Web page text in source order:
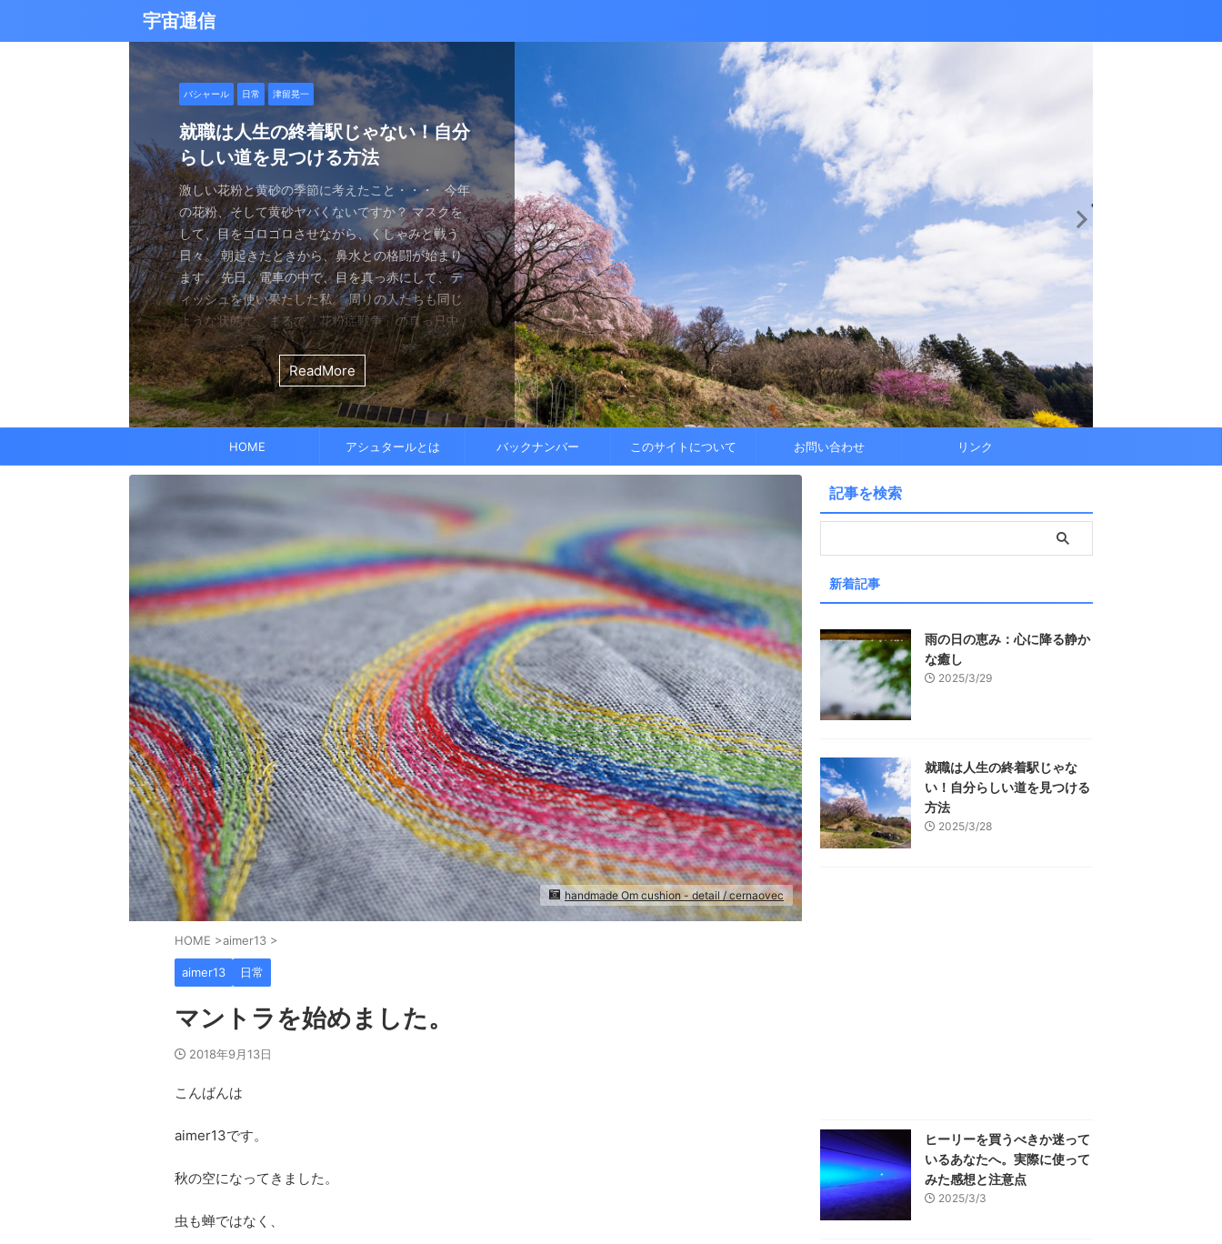
宇宙通信
日常 津留晃一
雨の日の恵み：心に降る静かな癒し
雨の音を聞いたことはありますか？ 窓ガラスを叩
く優しい音、屋根を打つリズミカルな音、 そして
地面に落ちる繊細な音。 それぞれが奏でるハーモ
ニーは、 私たちの心に特別な空間を作り出してく
れます。 雨は大地だけでなく、心も潤す 今日は何
となく、 降り続ける雨を眺めていました。 最初は
予定していた釣りができなくなり、少し残念に思い
ました。 でも、温かいコーヒーを入れ、 窓辺に座
って雨景色を眺めていると、不思議と心が落ち着い
てきたのです。 雨は自然界の浄化装置です。 土埃
を洗い流し、植物に命の水を与え、空気を清 ...
ReadMore
バシャール 日常 津留晃一
就職は人生の終着駅じゃない！自分
らしい道を見つける方法
激しい花粉と黄砂の季節に考えたこと・・・ 今年
の花粉、そして黄砂ヤバくないですか？ マスクを
して、目をゴロゴロさせながら、くしゃみと戦う
日々。 朝起きたときから、鼻水との格闘が始まり
ます。 先日、電車の中で、目を真っ赤にして、テ
ィッシュを使い果たした私。 周りの人たちも同じ
ような状態で、まるで「花粉症戦争」の真っ只中。
そんな辛い朝、ふと考えました。 この花粉症との
戦いって、進学や就職前の気持ちに似ているな、
と。 先の見えない不安、どうしようもない状況、
でも、どこかで希望を感じる——そんな ...
ReadMore
Healy 日常
ヒーリーを買うべきか迷っているあ
なたへ。実際に使ってみた感想と注
意点
近年、Healy（ヒーリー）という量子波動調整器が
注目を集めています。 私自身もこのデバイスを2年
以上前に購入し、所有しており、 その使用経験を
踏まえて、さらに詳しくお伝えしたいと思います。
Healyの仕組みと機能 Healyは、微弱な電流と周波
数を用いて、 心身のバランスを整えることを目的
としたウェアラブルデバイスです。 専用のアプリ
と連携し、電極を介して身体に微弱な電流を流すこ
とで、 個人の必要とする周波数を分析・適用しま
す。 これにより、エネルギーバランスを整えると
ReadMore
バシャール 日常
エネルギーの法則 〜最近どハマり
していました〜
最近、めちゃくちゃYouTubeやSNSを見ていたの
ですが、 気づいたら政治とか社会問題のニュース
ばかり見ていました。 特にトランプの発言やDSの
悪行、財務省解体、１０３万円の壁など・・・・。
別にそれを見て何かが解決できるわけではないの
に、 どんどんハマってしまいました。 なんだか、
自分の心のモヤモヤを代弁してくれる感じがするの
でしょうか？ つい次々と見てしまうのです。 そし
て、気づいたら めちゃくちゃ波動が下がっていま
した！（笑） どうして気づいたのかといえば ...
ReadMore
日常
現実を変える
最近疲れ気味です。 というのも、現実とは何か？
結構悩むんですよね。 自分の理想の姿を考える
と、 今、全然そうなっていない。 地位も名誉もな
い。お金もない。自由もない（笑） でもねぇ、 た
まにそれでもいいわと思える時もあるんです。 そ
んなことは問題じゃなくて、 今ここに生きている
ことだけで幸せという時がある。 それは、どうい
うときかといえば 今ここにいる時 今に集中して、
今を楽しんでいるとき。 先日ワカサギ釣りに行き
ました。 氷に穴をあけて糸を垂らすやつ。 &nb ...
ReadMore
日常
今、ここにいること
２０２５年あけましておめでとうございます。 今
年もよろしくお願い致します。 とはいえ、近年お
正月という感覚はありませんね。 いつの間にか年
が明けて、 いつの間にか過ぎ去っていく。 なんて
書くと、新年から暗いかな（笑） まあ、それだけ
歳をとったということでしょう。 昨年末は結構忙
しくてきつかったのですが、 年始は暇。 暇になる
と思うことはありますよね。 自分は今ここを生き
ているのか？ 我々の現実は今ここだけなのです
が、 未来を見ちゃったり、過去を悔んだり &nbsp
...
ReadMore
Healy 日常 津留晃一
もしかしてだけどHealy（量子波動
調整器）のせいなの？
ちょっと前に 最近ヒーリー（Healy）つかってない
なー みたいなブログを書いたと思います。 Healy
とは Healyはドイツで研究開発され、製造された最
新の人工知能を利用した 健康をサポートする製品
です。 弱い電気パルスを使用して体をよりバラン
スのとれた状態にする、 周波数応用のアイデアに
基づいて設計された小型の電子デバイスです。 細
胞レベルで人体を調整し、健康的な生活をサポート
します。 そうなんです。 あんまり使っていませ
ん。 というのも しばらく意欲というか、やる気が
なくて だらだら ...
ReadMore
日常
iPad 第10世代買いました
アマゾンのブラックフライデー Ipadが安くなって
いましたね。 ということで第１０世代（無印）購
入してしまいました。 これで今まで使っていた
ipad Pro(初代）とはおさらばです。 特に困ってい
たわけでもなく、iPad自体はほとんど使っていなか
ったので 変えなくても良かったのですが、 気分で
す（笑） こういうの重要ですよね。 気分が乗った
からやるというノリ。 実際変えてみてUSBーC端
子はすごくいい。 Lightningの呪縛から解放される
のだけでも めちゃくちゃいい。 &n ...
ReadMore
Healy 日常
久し振りにHealy（ヒーリー）量子
波動調整器について
久しぶりにHealy（ヒーリー）量子波動調整器につ
いて触れてみる。 こちら小さい割には結構高いデ
バイスです。 買う時も結構迷いました。 でもねぇ
やっぱり限られた人生 波動を良くして豊かな人生
を送りたいじゃないですか。 だから、多少の投資
は仕方ないし 試してみないとわからないと購入し
ました。 それでです。 一年ぐらいはほどほどに使
っていたのはいたのですが、 やはり実感がね。 良
くなっているという実感が乏しい。 これ、たぶん
宗教と同じで 一人でやっているからだと思う。 近
くに何人か使っている人がいれば、 体 ...
ReadMore
日常
大谷さんの通訳、水原さんの解雇に
思う
ちょっとびっくりしました。 多分今、かなり有名
な通訳だと思う水原さんが解雇されたようです。
それも違法賭博か・・・ 違法かどうかは別として
賭博が原因で解雇とは・・・ とってもつらい。 自
分は特に野球が好きとか 大谷さんが好きというな
わけではないし、 水原さんに思い入れがあるわけ
でもない。 でもねえ・・・ 今の水原さんの気持ち
を考えるとなんかつらい。 というのも、多額の借
金を背負いながら 何とかしたいと日々思いながら
一生懸命仕事していたわけでしょ。 ...
ReadMore
HOME アシュタールとは バックナンバー このサイトについて お問い合わせ リンク
handmade Om cushion - detail / cernaovec
HOME >aimer13 >
aimer13 日常
マントラを始めました。
2018年9月13日
こんばんは
aimer13です。
秋の空になってきました。
虫も蝉ではなく、
記事を検索
新着記事
雨の日の恵み：心に降る静か
な癒し
2025/3/29
就職は人生の終着駅じゃな
い！自分らしい道を見つける
方法
2025/3/28
ヒーリーを買うべきか迷って
いるあなたへ。実際に使って
みた感想と注意点
2025/3/3